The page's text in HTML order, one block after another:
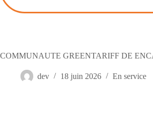
COMMUNAUTE GREENTARIFF DE
dev 18 juin 2026 En service